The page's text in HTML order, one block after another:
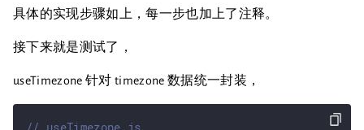
具体的实现步骤如上，每一步也加上了注释。
接下来就是测试了，
useTimezone 针对 timezone 数据统一封装，